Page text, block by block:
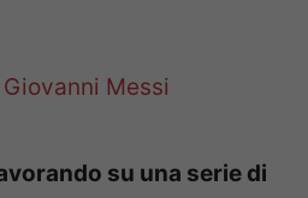
Giovanni Messi
su una serie di